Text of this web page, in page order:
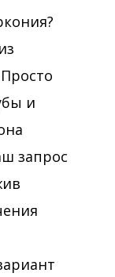
и
запрос